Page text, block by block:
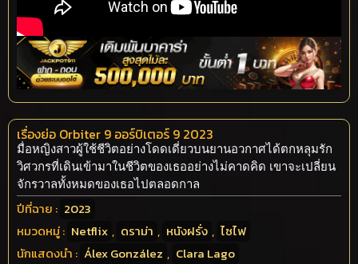
เรื่องย่อ Orbiter 9 ออร์บิเตอร์ 9 2023
มื่อหญิงสาวผู้ใช้ชีวิตอย่างโดดเดี่ยวบนยานอวกาศได้ตกหลุมรัก
วิศวกรที่เดินเข้ามาในชีวิตของเธออย่างไม่คาดคิด เขาจะเปลี่ยน
จักรวาลทั้งหมดของเธอไปตลอดกาล
ปีที่ฉาย : 2023
หมวดหมู่ : Netflix , ดราม่า , หนังฝรั่ง , ไซไฟ
นักแสดงนำ : Álex González , Clara Lago